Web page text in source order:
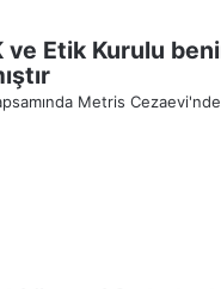
ve Etik Kurulu
Metris